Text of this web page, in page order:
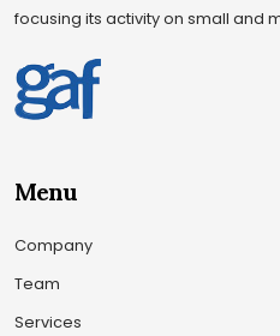
focusing its activity on small and
Menu
Company
Team
Services